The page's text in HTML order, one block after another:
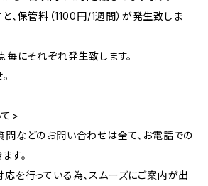
、保管料（1100円/1週間）が発生致しま
毎にそれぞれ発生致します。
>
などのお問い合わせは全て、お電話での
す。
を行っている為、スムーズにご案内が出